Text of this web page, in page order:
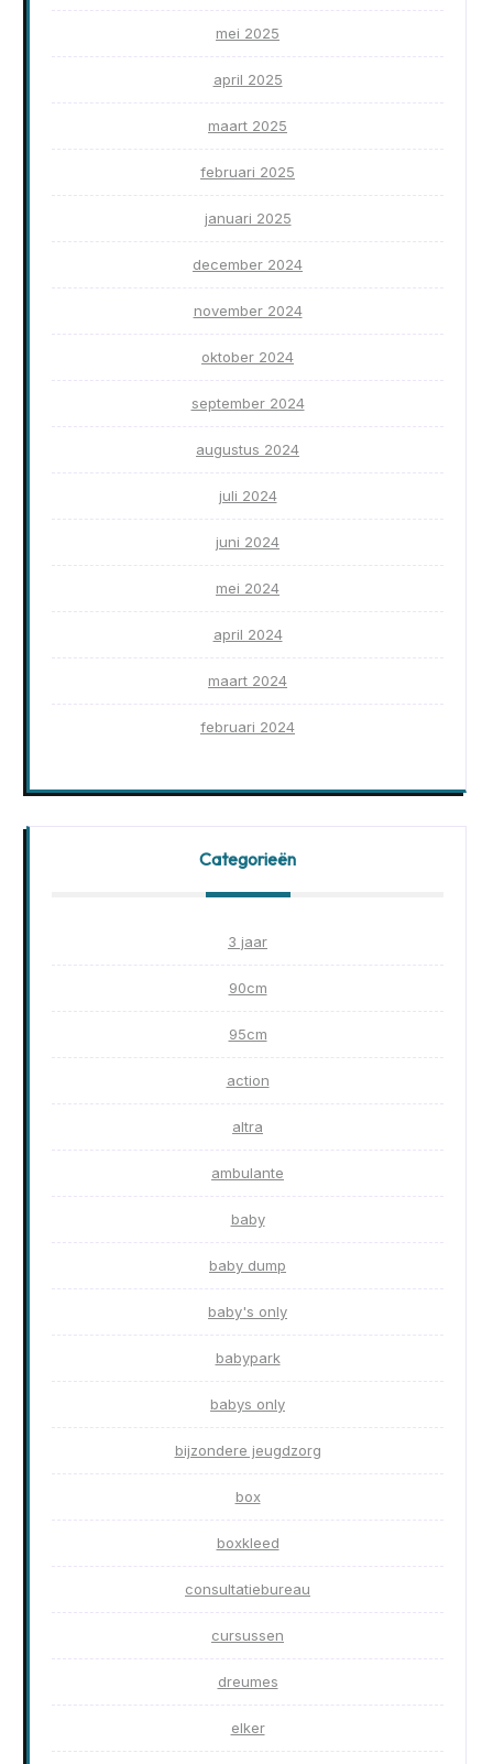
mei 2025
april 2025
maart 2025
februari 2025
januari 2025
december 2024
november 2024
oktober 2024
september 2024
augustus 2024
juli 2024
juni 2024
mei 2024
april 2024
maart 2024
februari 2024
Categorieën
3 jaar
90cm
95cm
action
altra
ambulante
baby
baby dump
baby's only
babypark
babys only
bijzondere jeugdzorg
box
boxkleed
consultatiebureau
cursussen
dreumes
elker